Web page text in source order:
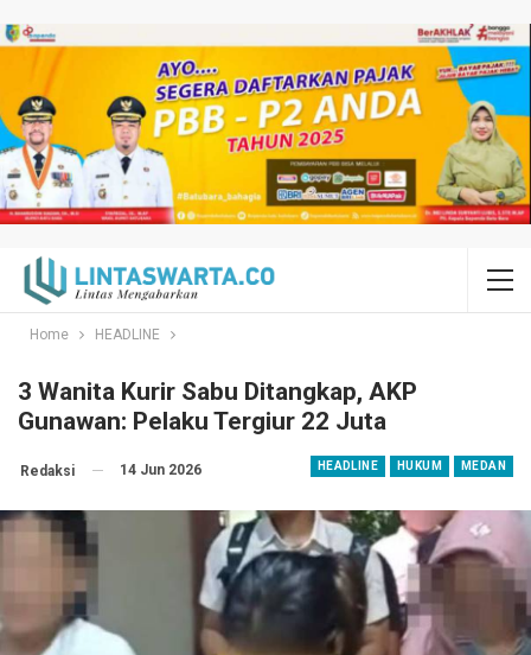
Home HEADLINE
3 Wanita Kurir Sabu Ditangkap, AKP
Gunawan: Pelaku Tergiur 22 Juta
HEADLINE HUKUM MEDAN
Redaksi 14 Jun 2026